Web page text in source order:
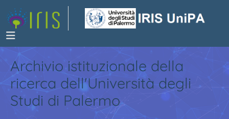
Archivio istituzionale della
ricerca dell'Università degli
Studi di Palermo